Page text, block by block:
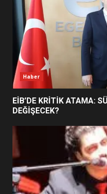
6
YENİ
Haber
EİB’DE KRİTİK ATAMA:
DEĞİŞECEK?